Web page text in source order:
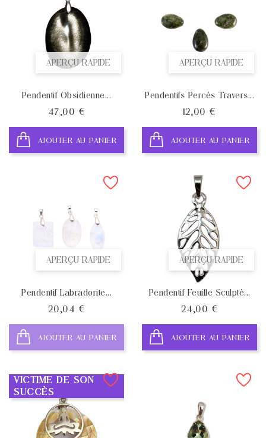
APERÇU RAPIDE
Pendentif Obsidienne...
47,00 €
AJOUTER AU PANIER
APERÇU RAPIDE
Pendentifs Percés Travers...
12,00 €
AJOUTER AU PANIER
APERÇU RAPIDE
Pendentif Labradorite...
20,04 €
AJOUTER AU PANIER
APERÇU RAPIDE
Pendentif Feuille Sculpté...
24,00 €
AJOUTER AU PANIER
VICTIME DE SON
SUCCÈS